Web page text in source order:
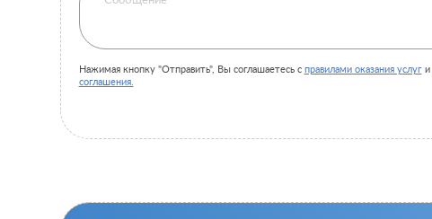
Нажимая кнопку "Отправить", Вы соглашаетесь с правилами оказания услуги
соглашения.